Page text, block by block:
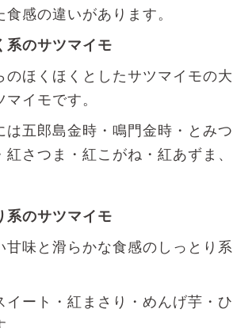
食感の違いがあります。
系のサツマイモ
のほくほくとしたサツマイモの
マイモです。
は五郎島金時・鳴門金時・とみ
紅さつま・紅こがね・紅あずま
系のサツマイモ
甘味と滑らかな食感のしっとり
イート・紅まさり・めんげ芋・